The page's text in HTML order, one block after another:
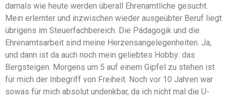
damals wie heute werden überall Ehrenamtliche gesucht.
Mein erlernter und inzwischen wieder ausgeübter Beruf liegt
übrigens im Steuerfachbereich. Die Pädagogik und die
Ehrenamtsarbeit sind meine Herzensangelegenheiten. Ja,
und dann ist da auch noch mein geliebtes Hobby: das
Bergsteigen. Morgens um 5 auf einem Gipfel zu stehen ist
für mich der Inbegriff von Freiheit. Noch vor 10 Jahren war
sowas für mich absolut undenkbar, da ich nicht mal die U-